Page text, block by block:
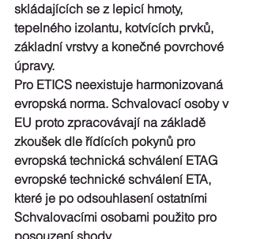
skládajících se z lepicí hmoty,
tepelného izolantu, kotvících prvků,
základní vrstvy a konečné povrchové
úpravy.
Pro ETICS neexistuje harmonizovaná
evropská norma. Schvalovací osoby v
EU proto zpracovávají na základě
zkoušek dle řídících pokynů pro
evropská technická schválení ETAG
evropské technické schválení ETA,
které je po odsouhlasení ostatními
Schvalovacími osobami použito pro
posouzení shody.